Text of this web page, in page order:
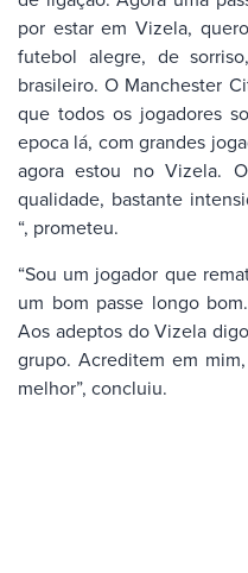
por estar em Vizela,
futebol alegre, de
brasileiro. O Manchester
que todos os jogadores
epoca lá, com grandes
agora estou no Vizela.
qualidade, bastante
“, prometeu.
“Sou um jogador que
um bom passe longo
Aos adeptos do Vizela
grupo. Acreditem em
melhor”, concluiu.